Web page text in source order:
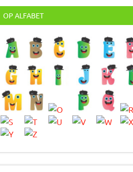
OP ALFABET